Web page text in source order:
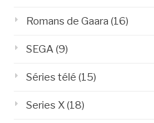
Romans de Gaara (16)
SEGA(9)
Séries télé (15)
Series X(18)